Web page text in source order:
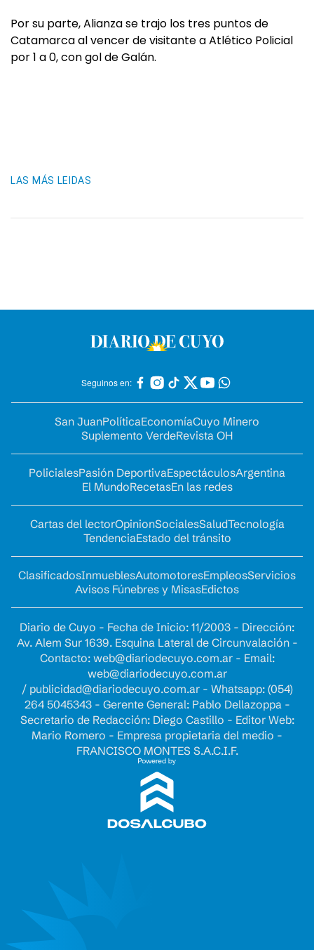
Por su parte, Alianza se trajo los tres puntos de
Catamarca al vencer de visitante a Atlético Policial
por 1 a 0, con gol de Galán.
LAS MÁS LEIDAS
Seguinos en:
San JuanPolíticaEconomíaCuyo Minero
Suplemento VerdeRevista OH
PolicialesPasión DeportivaEspectáculosArgentina
El MundoRecetasEn las redes
Cartas del lectorOpinionSocialesSaludTecnología
TendenciaEstado del tránsito
ClasificadosInmueblesAutomotoresEmpleosServicios
Avisos Fúnebres y MisasEdictos
Diario de Cuyo - Fecha de Inicio: 11/2003 - Dirección:
Av. Alem Sur 1639. Esquina Lateral de Circunvalación -
Contacto: web@diariodecuyo.com.ar- Email:
web@diariodecuyo.com.ar
/ publicidad@diariodecuyo.com.ar- Whatsapp: (054)
264 5045343 - Gerente General: Pablo Dellazoppa -
Secretario de Redacción: Diego Castillo - Editor Web:
Mario Romero - Empresa propietaria del medio -
FRANCISCO MONTES S.A.C.I.F.